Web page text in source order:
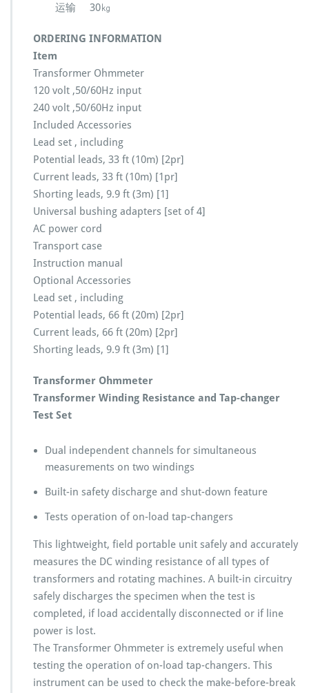
运输 30㎏
ORDERING INFORMATION
Item
Transformer Ohmmeter
120 volt ,50/60Hz input
240 volt ,50/60Hz input
Included Accessories
Lead set , including
Potential leads, 33 ft (10m) [2pr]
Current leads, 33 ft (10m) [1pr]
Shorting leads, 9.9 ft (3m) [1]
Universal bushing adapters [set of 4]
AC power cord
Transport case
Instruction manual
Optional Accessories
Lead set , including
Potential leads, 66 ft (20m) [2pr]
Current leads, 66 ft (20m) [2pr]
Shorting leads, 9.9 ft (3m) [1]
Transformer Ohmmeter
Transformer Winding Resistance and Tap-changer
Test Set
Dual independent channels for simultaneous
measurements on two windings
Built-in safety discharge and shut-down feature
Tests operation of on-load tap-changers
This lightweight, field portable unit safely and accurately
measures the DC winding resistance of all types of
transformers and rotating machines. A built-in circuitry
safely discharges the specimen when the test is
completed, if load accidentally disconnected or if line
power is lost.
The Transformer Ohmmeter is extremely useful when
testing the operation of on-load tap-changers. This
instrument can be used to check the make-before-break